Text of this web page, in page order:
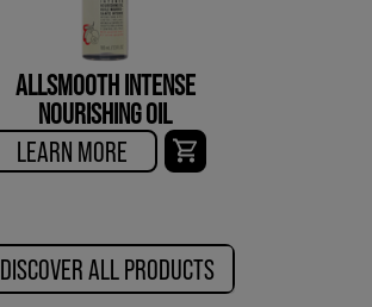
ALLSMOOTH INTENSE
NOURISHING OIL
LEARN MORE
DISCOVER ALL PRODUCTS